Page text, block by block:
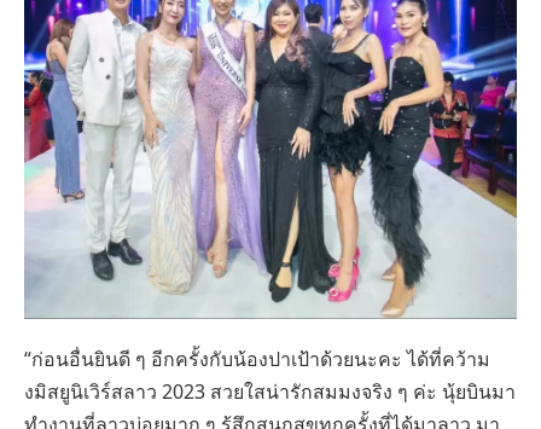
“ก่อนอื่นยินดี ๆ อีกครั้งกับน้องปาเป้าด้วยนะคะ ได้ที่คว้าม
งมิสยูนิเวิร์สลาว 2023 สวยใสน่ารักสมมงจริง ๆ ค่ะ นุ้ยบินมา